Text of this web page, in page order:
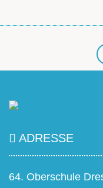
ADRESSE
64. Oberschule